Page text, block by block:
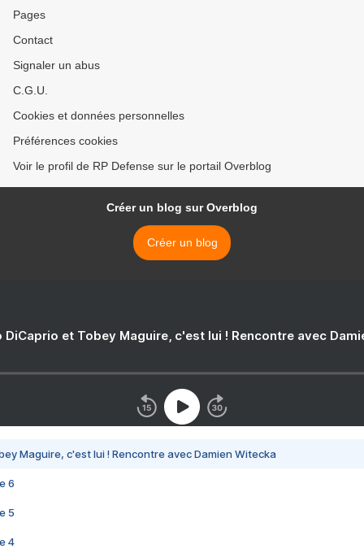
Pages
Contact
Signaler un abus
C.G.U.
Cookies et données personnelles
Préférences cookies
Voir le profil de RP Defense sur le portail Overblog
Créer un blog sur Overblog
Créer un blog
DiCaprio et Tobey Maguire, c'est lui ! Rencontre avec
Maguire, c'est lui ! Rencontre avec Damien Witecka
6
5
4